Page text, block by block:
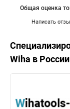
Написать
Общая оценка
Wiha в России